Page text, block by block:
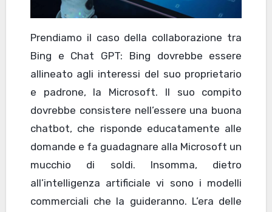
Prendiamo il caso della collaborazione tra
Bing e Chat GPT: Bing dovrebbe essere
allineato agli interessi del suo proprietario
e padrone, la Microsoft. Il suo compito
dovrebbe consistere nell’essere una buona
chatbot, che risponde educatamente alle
domande e fa guadagnare alla Microsoft un
mucchio di soldi. Insomma, dietro
all’intelligenza artificiale vi sono i modelli
commerciali che la guideranno. L’era delle